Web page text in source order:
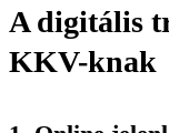
A digitális
KKV-knak